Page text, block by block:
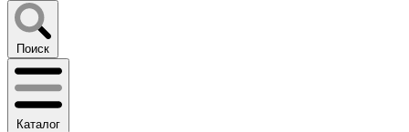
Поиск
Каталог